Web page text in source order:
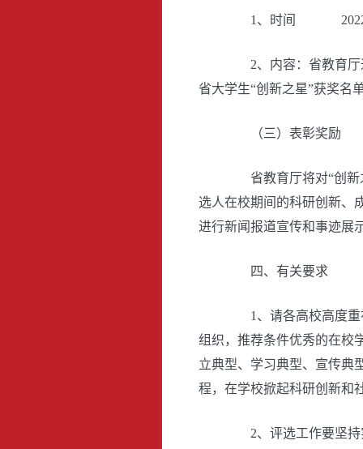
1、时间 2022
2、内容：省教育厅
省大学生“创新之星”获奖名
（三）表彰奖励
省教育厅将对“创新
选人在校期间的科研创新、
进行新闻报道宣传和事迹展
四、有关要求
1、请各高校高度重
组织，推荐条件优秀的在校
立典型、学习典型、宣传典
程，在学校掀起科研创新和
2、评选工作要坚持